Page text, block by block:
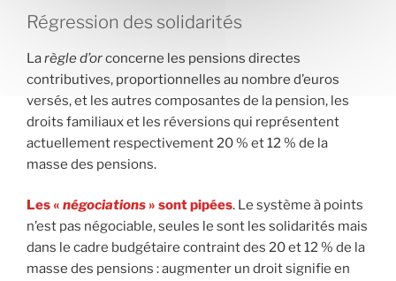
Régression des solidarités
Larègle d’orconcerne les pensions directes
contributives, proportionnelles au nombre d’euros
versés, et les autres composantes de la pension, les
droits familiaux et les réversions qui représentent
actuellement respectivement 20 % et 12 % de la
masse des pensions.
Les « négociations » sont pipées. Le système à points
n’est pas négociable, seules le sont les solidarités mais
dans le cadre budgétaire contraint des 20 et 12 % de la
masse des pensions : augmenter un droit signifie en